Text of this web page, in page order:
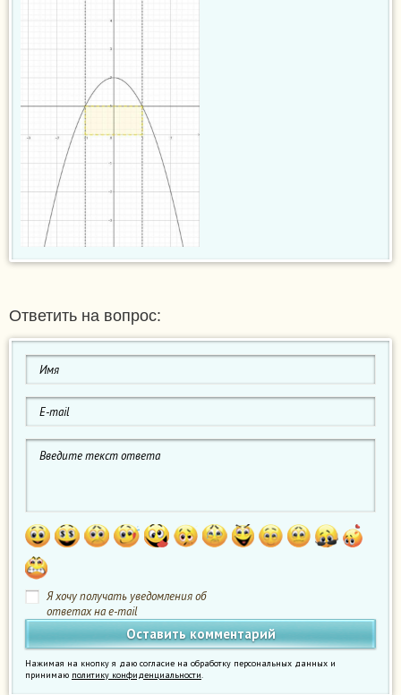
Ответить на вопрос:
Я хочу получать уведомления об
ответах на e-mail
Нажимая на кнопку я даю согласие на обработку персональных данных и
принимаю политику конфиденциальности.